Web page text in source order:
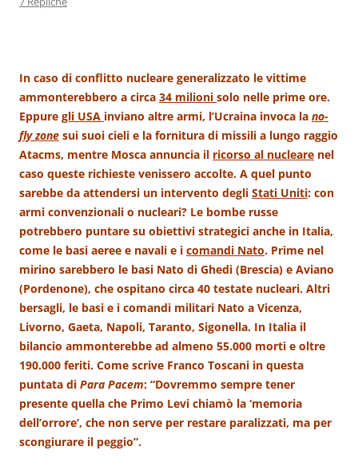
In caso di conflitto nucleare generalizzato le vittime
ammonterebbero a circa 34 milioni solo nelle prime ore.
Eppure gli USA inviano altre armi, l’Ucraina invoca la no-
fly zone sui suoi cieli e la fornitura di missili a lungo raggio
Atacms, mentre Mosca annuncia il ricorso al nucleare nel
caso queste richieste venissero accolte. A quel punto
sarebbe da attendersi un intervento degli Stati Uniti: con
armi convenzionali o nucleari? Le bombe russe
potrebbero puntare su obiettivi strategici anche in Italia,
come le basi aeree e navali e i comandi Nato. Prime nel
mirino sarebbero le basi Nato di Ghedi (Brescia) e Aviano
(Pordenone), che ospitano circa 40 testate nucleari. Altri
bersagli, le basi e i comandi militari Nato a Vicenza,
Livorno, Gaeta, Napoli, Taranto, Sigonella. In Italia il
bilancio ammonterebbe ad almeno 55.000 morti e oltre
190.000 feriti. Come scrive Franco Toscani in questa
puntata di Para Pacem: “Dovremmo sempre tener
presente quella che Primo Levi chiamò la ‘memoria
dell’orrore’, che non serve per restare paralizzati, ma per
scongiurare il peggio”.